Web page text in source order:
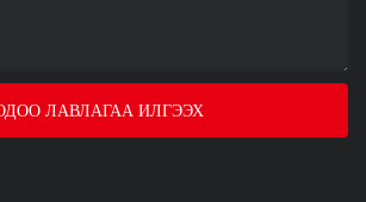
ЛАВЛАГАА ИЛГЭЭХ